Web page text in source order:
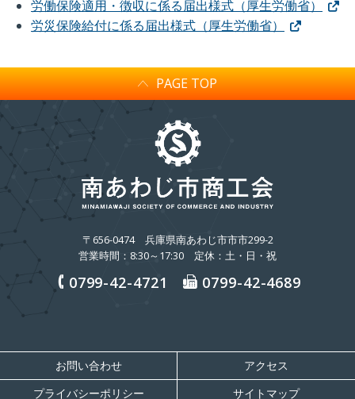
労働保険適用・徴収に係る届出様式（厚生労働省）
労災保険給付に係る届出様式（厚生労働省）
PAGE TOP
〒656-0474 兵庫県南あわじ市市市299-2
営業時間：8:30～17:30 定休：土・日・祝
0799-42-4721 0799-42-4689
お問い合わせ
アクセス
プライバシーポリシー
サイトマップ